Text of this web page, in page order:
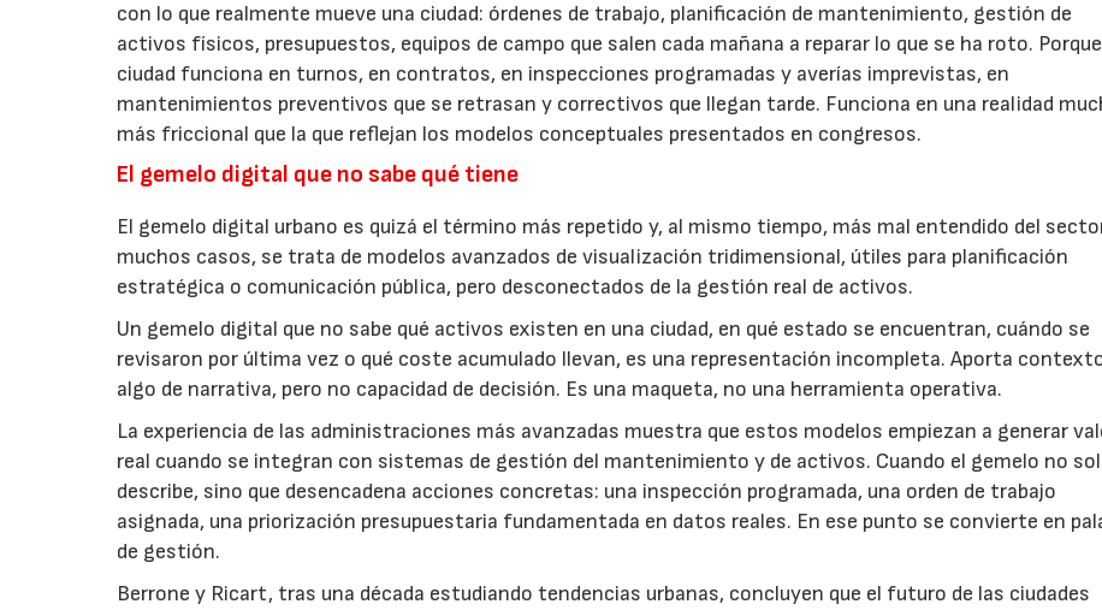
con lo que realmente mueve una ciudad: órdenes de trabajo, planificación de mantenimiento, gestión de
activos físicos, presupuestos, equipos de campo que salen cada mañana a reparar lo que se ha roto.
ciudad funciona en turnos, en contratos, en inspecciones programadas y averías imprevistas, en
mantenimientos preventivos que se retrasan y correctivos que llegan tarde. Funciona en una realidad
más friccional que la que reflejan los modelos conceptuales presentados en congresos.
El gemelo digital que no sabe qué tiene
El gemelo digital urbano es quizá el término más repetido y, al mismo tiempo, más mal entendido del
muchos casos, se trata de modelos avanzados de visualización tridimensional, útiles para planificación
estratégica o comunicación pública, pero desconectados de la gestión real de activos.
Un gemelo digital que no sabe qué activos existen en una ciudad, en qué estado se encuentran, cuándo se
revisaron por última vez o qué coste acumulado llevan, es una representación incompleta. Aporta
algo de narrativa, pero no capacidad de decisión. Es una maqueta, no una herramienta operativa.
La experiencia de las administraciones más avanzadas muestra que estos modelos empiezan a generar
real cuando se integran con sistemas de gestión del mantenimiento y de activos. Cuando el gemelo no
describe, sino que desencadena acciones concretas: una inspección programada, una orden de trabajo
asignada, una priorización presupuestaria fundamentada en datos reales. En ese punto se convierte en
de gestión.
Berrone y Ricart, tras una década estudiando tendencias urbanas, concluyen que el futuro de las ciudades